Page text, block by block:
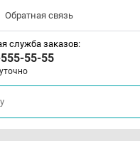
Обратная связь
служба заказов:
55-55